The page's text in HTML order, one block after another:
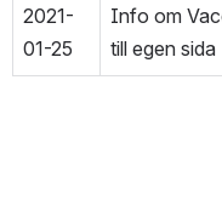
2021-
01-25
Info om
till egen sida